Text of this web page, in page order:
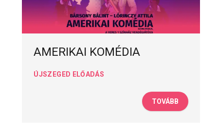
AMERIKAI KOMÉDIA
ÚJSZEGED ELŐADÁS
TOVÁBB